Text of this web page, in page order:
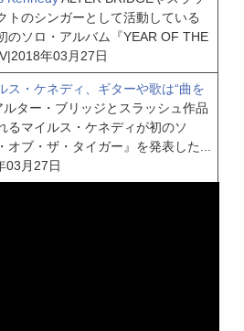
トのシンガーとして活動している
のソロ・アルバム『YEAR OF THE
|2018年03月27日
ス・ケネディ、ギターや歌は“曲を
ルター・ブリッジとスラッシュ作品
るマイルス・ケネディが初のソ
オブ・ザ・タイガー』を発表した...
03月27日